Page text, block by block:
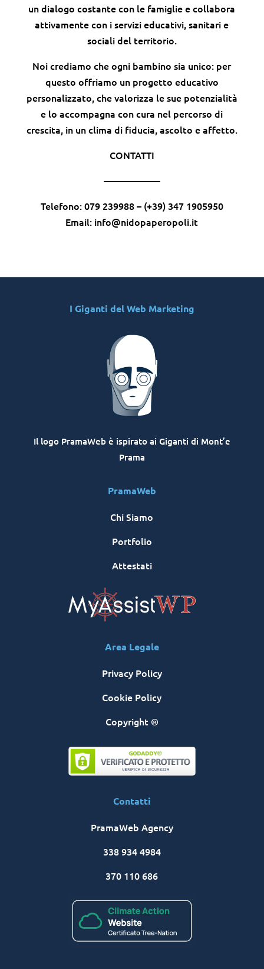
un dialogo costante con le famiglie e collabora
attivamente con i servizi educativi, sanitari e
sociali del territorio.
Noi crediamo che ogni bambino sia unico: per
questo offriamo un progetto educativo
personalizzato, che valorizza le sue potenzialità
e lo accompagna con cura nel percorso di
crescita, in un clima di fiducia, ascolto e affetto.
CONTATTI
——————
Telefono: 079 239988 – (+39) 347 1905950
Email: info@nidopaperopoli.it
I Giganti del Web Marketing
Il logo PramaWeb è ispirato ai Giganti di Mont’e
Prama
PramaWeb
Chi Siamo
Portfolio
Attestati
Area Legale
Privacy Policy
Cookie Policy
Copyright ®
Contatti
PramaWeb Agency
338 934 4984
370 110 686